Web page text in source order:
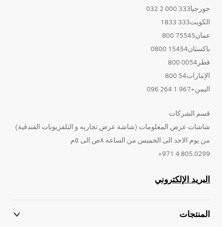
جورجيا333 000 2 032
الكويت333 1833
عمان75545 800
باكستان15454 0800
قطر0054 800
الإمارات54 800
اليمن+967 1 264 096
قسم الشركات
شاشات عرض المعلومات (شاشة عرض تجاريه و التلفزيونات الفندقية)
من يوم الاحد الى الخميس من الساعه ٨ص الى ٥م
0299 805 4 971+
البريد الإلكتروني
المنتجات